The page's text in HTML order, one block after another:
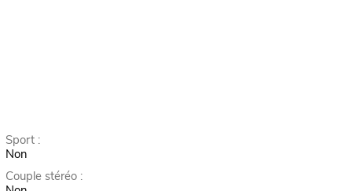
Sport :
Non
Couple stéréo :